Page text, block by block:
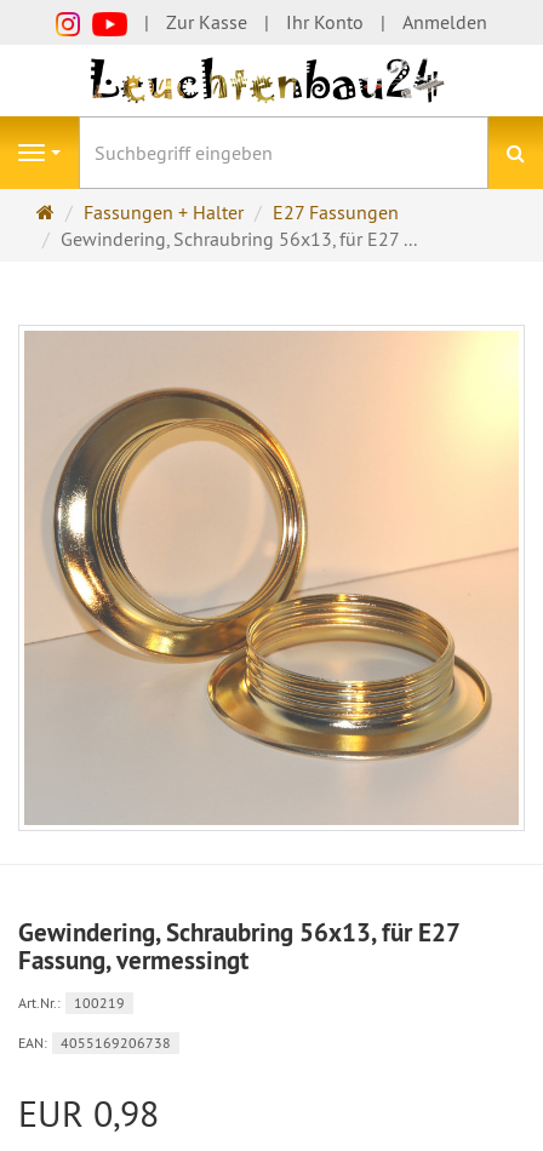
Zur Kasse Ihr Konto Anmelden
Navigation
Startseite
Fassungen + Halter
E27 Fassungen
Gewindering, Schraubring 56x13, für E27 ...
Gewindering, Schraubring 56x13, für E27
Fassung, vermessingt
Art.Nr.: 100219
EAN: 4055169206738
EUR 0,98